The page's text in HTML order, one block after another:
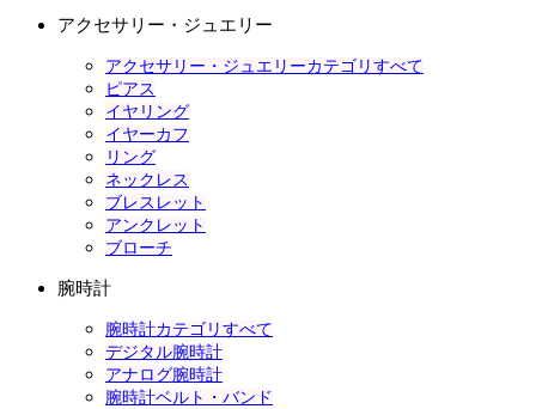
アクセサリー・ジュエリー
アクセサリー・ジュエリーカテゴリすべて
ピアス
イヤリング
イヤーカフ
リング
ネックレス
ブレスレット
アンクレット
ブローチ
腕時計
腕時計カテゴリすべて
デジタル腕時計
アナログ腕時計
腕時計ベルト・バンド